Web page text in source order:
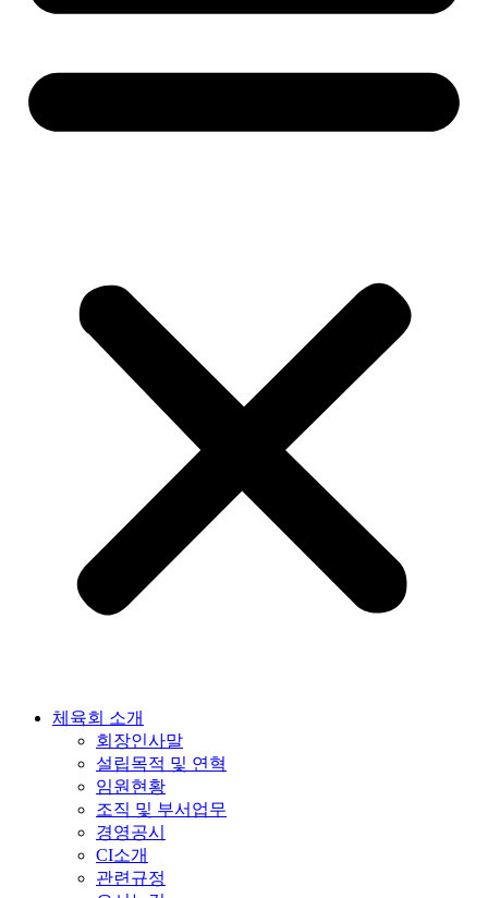
체육회 소개
회장인사말
설립목적 및 연혁
임원현황
조직 및 부서업무
경영공시
CI소개
관련규정